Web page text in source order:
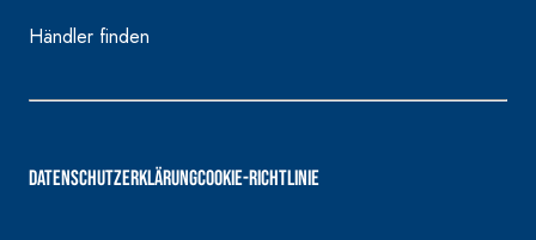
Händler finden
DATENSCHUTZERKLÄRUNGCOOKIE-RICHTLINIE